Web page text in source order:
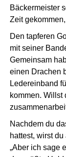
Bäckermeister
Zeit
Den tapferen
mit seiner
Gemeinsam
einen Drachen
Ledereinband
kommen. Willst
Nachdem du
hattest, wirst
„Aber ich sage